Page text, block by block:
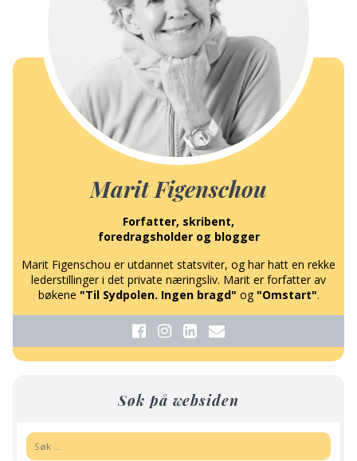
Marit Figenschou
Forfatter, skribent,
foredragsholder og blogger
Marit Figenschou er utdannet statsviter, og har hatt en rekke
lederstillinger i det private næringsliv. Marit er forfatter av
bøkene "Til Sydpolen. Ingen bragd" og "Omstart".
Søk på websiden